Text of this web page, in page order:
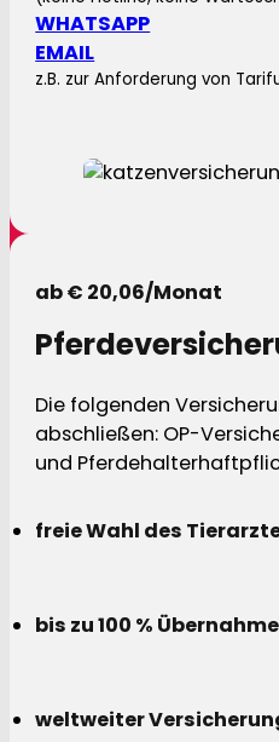
WHATSAPP
EMAIL
z.B. zur Anforderung von
ab € 20,06/Monat
Die folgenden
abschließen: OP-
und
freie Wahl des
bis zu 100 %
weltweiter